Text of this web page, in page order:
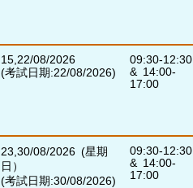
15,22/08/2026
(考試日期:22/08/2026)
09:30-12:30
& 14:00-
17:00
23,30/08/2026 (星期
日）
(考試日期:30/08/2026)
09:30-12:30
& 14:00-
17:00